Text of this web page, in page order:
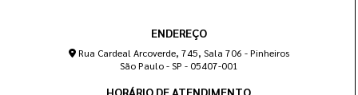
ENDEREÇO
Rua Cardeal Arcoverde, 745, Sala 706 - Pinheiros
São Paulo - SP - 05407-001
HORÁRIO DE ATENDIMENTO